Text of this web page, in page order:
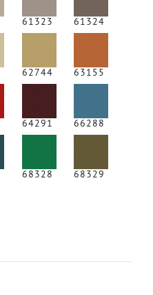
61323 61324
62744 63155
64291 66288
68328 68329